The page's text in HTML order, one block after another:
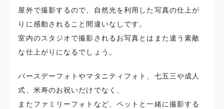
屋外で撮影するので、自然光を利用した写真の仕上が
りに感動されること間違いなしです。
室内のスタジオで撮影されるお写真とはまた違う素敵
な仕上がりになるでしょう。
バースデーフォトやマタニティフォト、七五三や成人
式、米寿のお祝いだけでなく、
またファミリーフォトなど、ペットと一緒に撮影する